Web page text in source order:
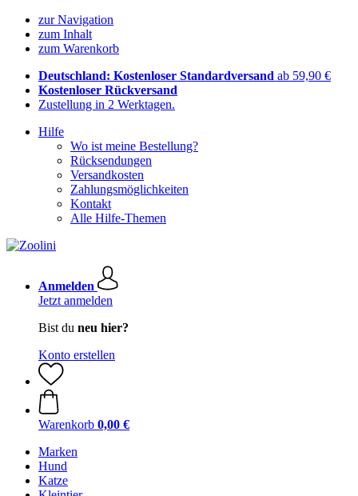
zur Navigation
zum Inhalt
zum Warenkorb
Deutschland: Kostenloser Standardversand ab 59,90 €
Kostenloser Rückversand
Zustellung in 2 Werktagen.
Hilfe
Wo ist meine Bestellung?
Rücksendungen
Versandkosten
Zahlungsmöglichkeiten
Kontakt
Alle Hilfe-Themen
Anmelden
Jetzt anmelden
Bist du neu hier?
Konto erstellen
Warenkorb 0,00 €
Marken
Hund
Katze